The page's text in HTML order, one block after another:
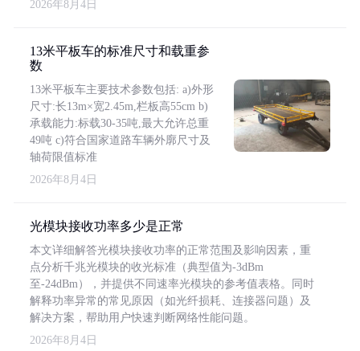
2026年8月4日
13米平板车的标准尺寸和载重参
数
13米平板车主要技术参数包括: a)外形
尺寸:长13m×宽2.45m,栏板高55cm b)
承载能力:标载30-35吨,最大允许总重
49吨 c)符合国家道路车辆外廓尺寸及
轴荷限值标准
2026年8月4日
光模块接收功率多少是正常
本文详细解答光模块接收功率的正常范围及影响因素，重
点分析千兆光模块的收光标准（典型值为-3dBm
至-24dBm），并提供不同速率光模块的参考值表格。同时
解释功率异常的常见原因（如光纤损耗、连接器问题）及
解决方案，帮助用户快速判断网络性能问题。
2026年8月4日